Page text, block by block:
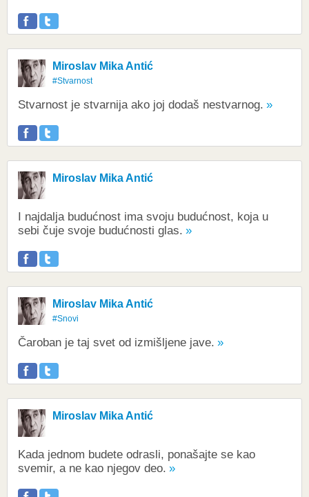
Miroslav Mika Antić
#Stvarnost
Stvarnost je stvarnija ako joj dodaš nestvarnog.
Miroslav Mika Antić
I najdalja budućnost ima svoju budućnost, koja u
sebi čuje svoje budućnosti glas.
Miroslav Mika Antić
#Snovi
Čaroban je taj svet od izmišljene jave.
Miroslav Mika Antić
Kada jednom budete odrasli, ponašajte se kao
svemir, a ne kao njegov deo.